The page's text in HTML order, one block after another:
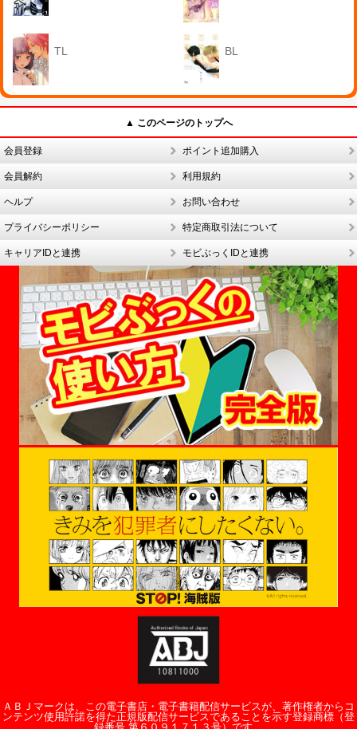
TL BL
▲ このページのトップへ
会員登録 ポイント追加購入
会員解約 利用規約
ヘルプ お問い合わせ
プライバシーポリシー 特定商取引法について
キャリアIDと連携 モビぶっくIDと連携
ＡＢＪマークは、この電子書店・電子書籍配信サービスが、著作権者からコ
ンテンツ使用許諾を得た正規版配信サービスであることを示す登録商標（登